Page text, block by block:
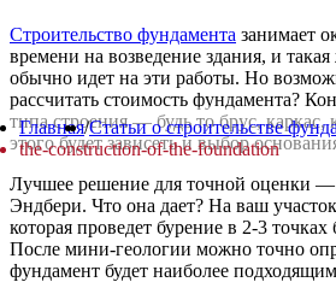
Главная/Статьи о строительстве
the-construction-of-the-foundation
Строительство фундамента занимает
времени на возведение здания, и
обычно идет на эти работы. Но
рассчитать стоимость фундамента?
типа строения — будь то брус,
этого будет зависеть и выбор
Лучшее решение для точной оценки —
Эндбери. Что она дает? На ваш
которая проведет бурение в 2-3 точках
После мини-геологии можно точно
фундамент будет наиболее